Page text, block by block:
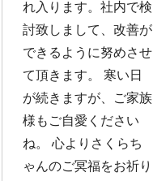
れ入ります。社内で検
討致しまして、改善が
できるように努めさせ
て頂きます。 寒い日
が続きますが、ご家族
様もご自愛ください
ね。 心よりさくらち
ゃんのご冥福をお祈り